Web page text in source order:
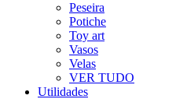
Peseira
Potiche
Toy art
Vasos
Velas
VER TUDO
Utilidades